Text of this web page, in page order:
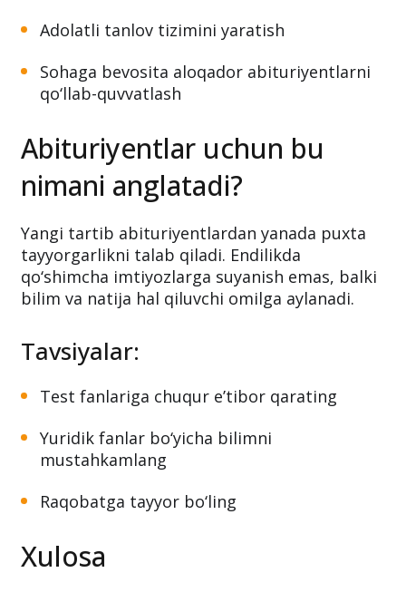
Adolatli tanlov tizimini yaratish
Sohaga bevosita aloqador abituriyentlarni
qo‘llab-quvvatlash
Abituriyentlar uchun bu
nimani anglatadi?
Yangi tartib abituriyentlardan yanada puxta
tayyorgarlikni talab qiladi. Endilikda
qo‘shimcha imtiyozlarga suyanish emas, balki
bilim va natija hal qiluvchi omilga aylanadi.
Tavsiyalar:
Test fanlariga chuqur e’tibor qarating
Yuridik fanlar bo‘yicha bilimni
mustahkamlang
Raqobatga tayyor bo‘ling
Xulosa